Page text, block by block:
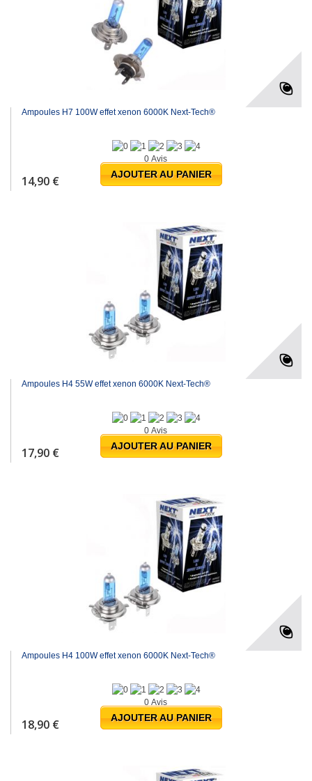
Ampoules H7 100W effet xenon 6000K Next-Tech®
0 Avis
14,90 € AJOUTER AU PANIER
Ampoules H4 55W effet xenon 6000K Next-Tech®
0 Avis
17,90 € AJOUTER AU PANIER
Ampoules H4 100W effet xenon 6000K Next-Tech®
0 Avis
18,90 € AJOUTER AU PANIER